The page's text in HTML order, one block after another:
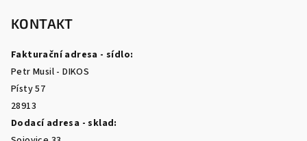
KONTAKT
Fakturační adresa - sídlo:
Petr Musil - DIKOS
Písty 57
28913
Dodací adresa - sklad: